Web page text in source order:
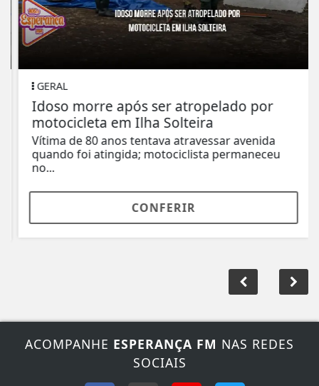
GERAL
Idoso morre após ser atropelado por
motocicleta em Ilha Solteira
Vítima de 80 anos tentava atravessar avenida
quando foi atingida; motociclista permaneceu
no...
CONFERIR
ACOMPANHE ESPERANÇA FM NAS REDES
SOCIAIS